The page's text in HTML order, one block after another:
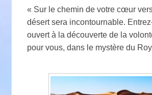
« Sur le chemin de votre cœur
désert sera incontournable.
ouvert à la découverte de la
pour vous, dans le mystère du